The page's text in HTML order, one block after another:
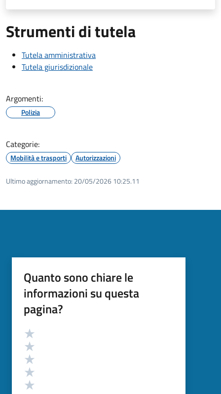
Strumenti di tutela
Tutela amministrativa
Tutela giurisdizionale
Argomenti:
Polizia
Categorie:
Mobilità e trasporti Autorizzazioni
Ultimo aggiornamento: 20/05/2026 10:25.11
Quanto sono chiare le
informazioni su questa
pagina?
Valutazione